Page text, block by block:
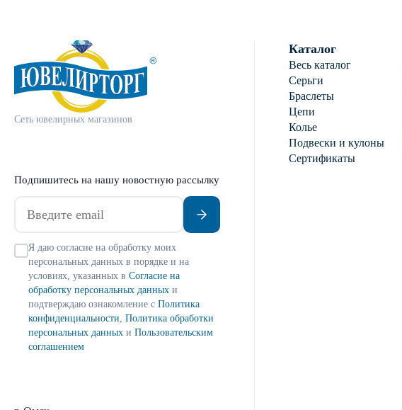
Сеть ювелирных магазинов
Подпишитесь на нашу новостную рассылку
Я даю согласие на обработку моих
персональных данных в порядке и на
условиях, указанных в Согласие на
обработку персональных данных и
подтверждаю ознакомление с Политика
конфиденциальности, Политика обработки
персональных данных и Пользовательским
соглашением
Каталог
Весь каталог
Серьги
Браслеты
Цепи
Колье
Подвески и кулоны
Сертификаты